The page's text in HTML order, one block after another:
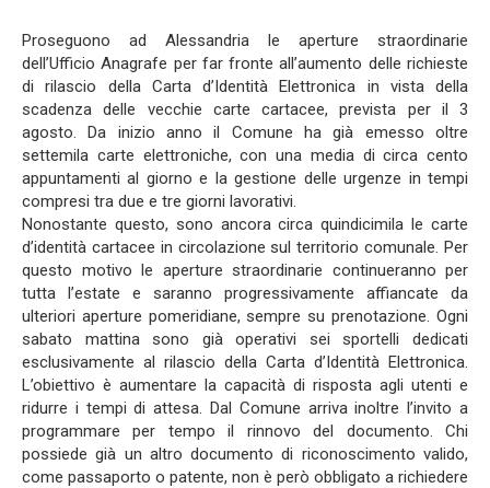
Proseguono ad Alessandria le aperture straordinarie
dell’Ufficio Anagrafe per far fronte all’aumento delle richieste
di rilascio della Carta d’Identità Elettronica in vista della
scadenza delle vecchie carte cartacee, prevista per il 3
agosto. Da inizio anno il Comune ha già emesso oltre
settemila carte elettroniche, con una media di circa cento
appuntamenti al giorno e la gestione delle urgenze in tempi
compresi tra due e tre giorni lavorativi.
Nonostante questo, sono ancora circa quindicimila le carte
d’identità cartacee in circolazione sul territorio comunale. Per
questo motivo le aperture straordinarie continueranno per
tutta l’estate e saranno progressivamente affiancate da
ulteriori aperture pomeridiane, sempre su prenotazione. Ogni
sabato mattina sono già operativi sei sportelli dedicati
esclusivamente al rilascio della Carta d’Identità Elettronica.
L’obiettivo è aumentare la capacità di risposta agli utenti e
ridurre i tempi di attesa. Dal Comune arriva inoltre l’invito a
programmare per tempo il rinnovo del documento. Chi
possiede già un altro documento di riconoscimento valido,
come passaporto o patente, non è però obbligato a richiedere